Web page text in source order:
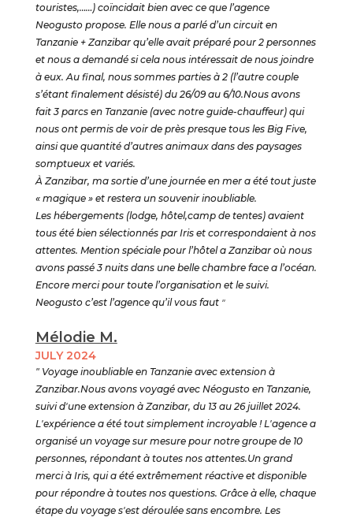
touristes,……) coïncidait bien avec ce que l’agence
Neogusto propose. Elle nous a parlé d’un circuit en
Tanzanie + Zanzibar qu’elle avait préparé pour 2 personnes
et nous a demandé si cela nous intéressait de nous joindre
à eux. Au final, nous sommes parties à 2 (l’autre couple
s’étant finalement désisté) du 26/09 au 6/10.Nous avons
fait 3 parcs en Tanzanie (avec notre guide-chauffeur) qui
nous ont permis de voir de près presque tous les Big Five,
ainsi que quantité d’autres animaux dans des paysages
somptueux et variés.
À Zanzibar, ma sortie d’une journée en mer a été tout juste
« magique » et restera un souvenir inoubliable.
Les hébergements (lodge, hôtel,camp de tentes) avaient
tous été bien sélectionnés par Iris et correspondaient à nos
attentes. Mention spéciale pour l’hôtel a Zanzibar où nous
avons passé 3 nuits dans une belle chambre face a l’océan.
Encore merci pour toute l’organisation et le suivi.
Neogusto c’est l’agence qu’il vous faut "
Mélodie M.
JULY 2024
" Voyage inoubliable en Tanzanie avec extension à
Zanzibar.Nous avons voyagé avec Néogusto en Tanzanie,
suivi d'une extension à Zanzibar, du 13 au 26 juillet 2024.
L'expérience a été tout simplement incroyable ! L'agence a
organisé un voyage sur mesure pour notre groupe de 10
personnes, répondant à toutes nos attentes.Un grand
merci à Iris, qui a été extrêmement réactive et disponible
pour répondre à toutes nos questions. Grâce à elle, chaque
étape du voyage s'est déroulée sans encombre. Les